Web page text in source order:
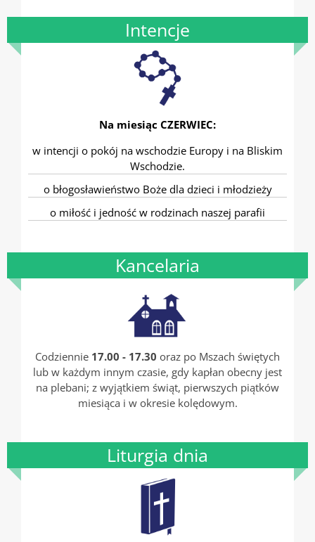
Intencje
Na miesiąc CZERWIEC:
w intencji o pokój na wschodzie Europy i na Bliskim
Wschodzie.
o błogosławieństwo Boże dla dzieci i młodzieży
o miłość i jedność w rodzinach naszej parafii
Kancelaria
Codziennie 17.00 - 17.30 oraz po Mszach świętych
lub w każdym innym czasie, gdy kapłan obecny jest
na plebani; z wyjątkiem świąt, pierwszych piątków
miesiąca i w okresie kolędowym.
Liturgia dnia